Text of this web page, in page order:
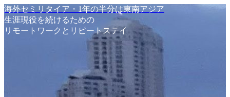
海外セミリタイア・1年の半分は東南アジア
生涯現役を続けるための
リモートワークとリピートステイ